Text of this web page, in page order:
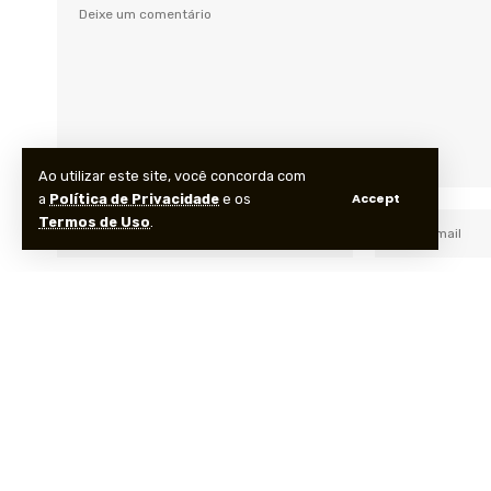
Ao utilizar este site, você concorda com
a Política de Privacidade e os
Termos de Uso.
Accept